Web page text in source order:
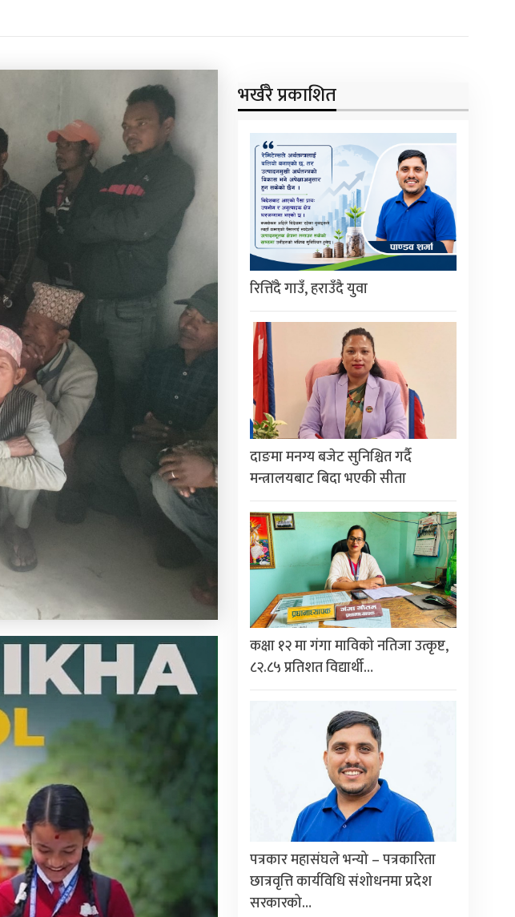
भर्खरै प्रकाशित
रित्तिँदै गाउँ, हराउँदै युवा
दाङमा मनग्य बजेट सुनिश्चित गर्दै
मन्त्रालयबाट बिदा भएकी सीता
कक्षा १२ मा गंगा माविको नतिजा उत्कृष्ट,
८२.८५ प्रतिशत विद्यार्थी…
पत्रकार महासंघले भन्यो – पत्रकारिता
छात्रवृत्ति कार्यविधि संशोधनमा प्रदेश
सरकारको…